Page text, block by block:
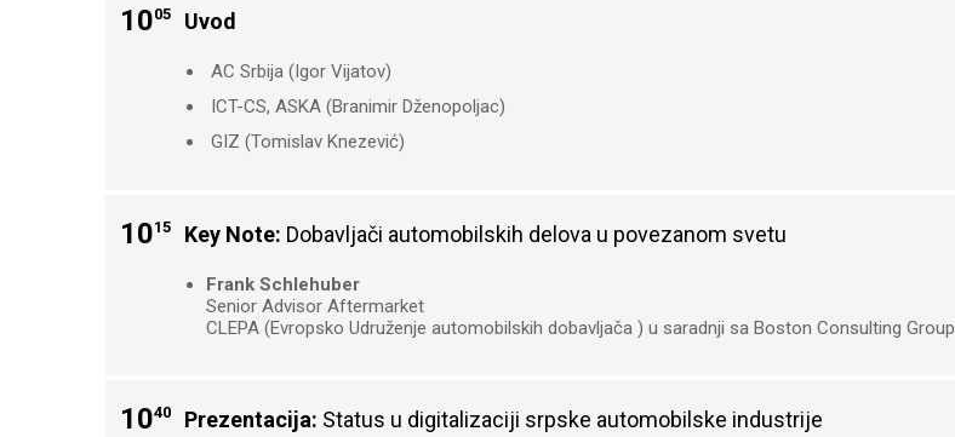
1005 Uvod
AC Srbija (Igor Vijatov)
ICT-CS, ASKA (Branimir Dženopoljac)
GIZ (Tomislav Knezević)
1015 Key Note: Dobavljači automobilskih delova u povezanom svetu
Frank Schlehuber
Senior Advisor Aftermarket
CLEPA (Evropsko Udruženje automobilskih dobavljača ) u saradnji sa Boston Consulting Group
1040 Prezentacija: Status u digitalizaciji srpske automobilske industrije